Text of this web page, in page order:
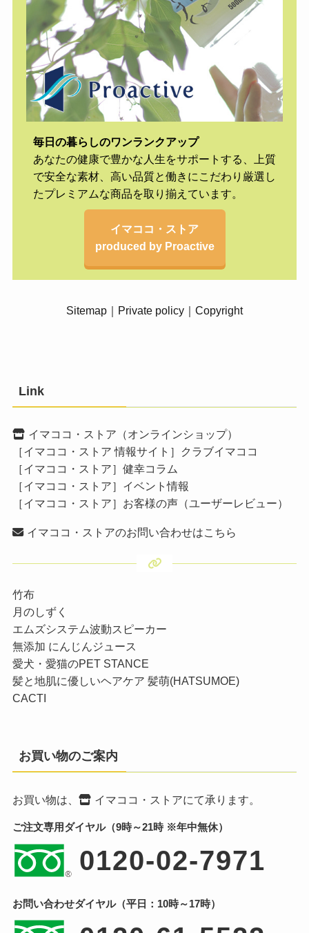
毎日の暮らしのワンランクアップ
あなたの健康で豊かな人生をサポートする、上質
で安全な素材、高い品質と働きにこだわり厳選し
たプレミアムな商品を取り揃えています。
イマココ・ストア
produced by Proactive
Sitemap ｜ Private policy ｜ Copyright
Link
イマココ・ストア（オンラインショップ）
［イマココ・ストア 情報サイト］クラブイマココ
［イマココ・ストア］健幸コラム
［イマココ・ストア］イベント情報
［イマココ・ストア］お客様の声（ユーザーレビュー）
イマココ・ストアのお問い合わせはこちら
竹布
月のしずく
エムズシステム波動スピーカー
無添加 にんじんジュース
愛犬・愛猫のPET STANCE
髪と地肌に優しいヘアケア 髪萌(HATSUMOE)
CACTI
お買い物のご案内
お買い物は、 イマココ・ストアにて承ります。
ご注文専用ダイヤル（9時～21時 ※年中無休）
0120-02-7971
お問い合わせダイヤル（平日：10時～17時）